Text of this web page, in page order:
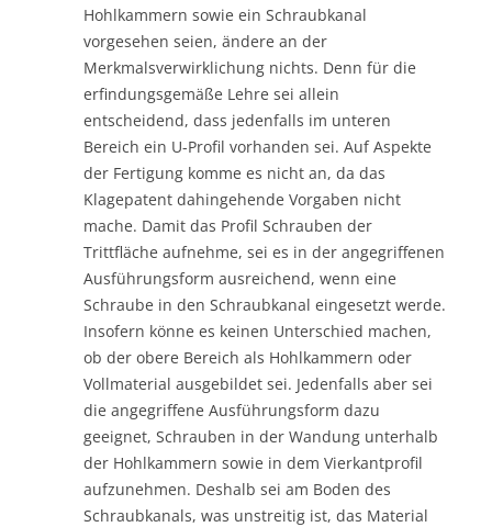
Hohlkammern sowie ein Schraubkanal
vorgesehen seien, ändere an der
Merkmalsverwirklichung nichts. Denn für die
erfindungsgemäße Lehre sei allein
entscheidend, dass jedenfalls im unteren
Bereich ein U-Profil vorhanden sei. Auf Aspekte
der Fertigung komme es nicht an, da das
Klagepatent dahingehende Vorgaben nicht
mache. Damit das Profil Schrauben der
Trittfläche aufnehme, sei es in der angegriffenen
Ausführungsform ausreichend, wenn eine
Schraube in den Schraubkanal eingesetzt werde.
Insofern könne es keinen Unterschied machen,
ob der obere Bereich als Hohlkammern oder
Vollmaterial ausgebildet sei. Jedenfalls aber sei
die angegriffene Ausführungsform dazu
geeignet, Schrauben in der Wandung unterhalb
der Hohlkammern sowie in dem Vierkantprofil
aufzunehmen. Deshalb sei am Boden des
Schraubkanals, was unstreitig ist, das Material